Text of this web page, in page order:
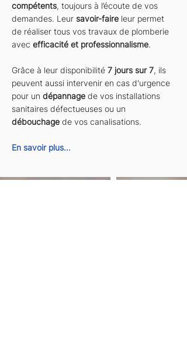
compétents, toujours à l’écoute de vos
demandes. Leur savoir-faire leur permet
de réaliser tous vos travaux de plomberie
avec efficacité et professionnalisme.
Grâce à leur disponibilité 7 jours sur 7, ils
peuvent aussi intervenir en cas d'urgence
pour un dépannage de vos installations
sanitaires défectueuses ou un
débouchage de vos canalisations.
En savoir plus...